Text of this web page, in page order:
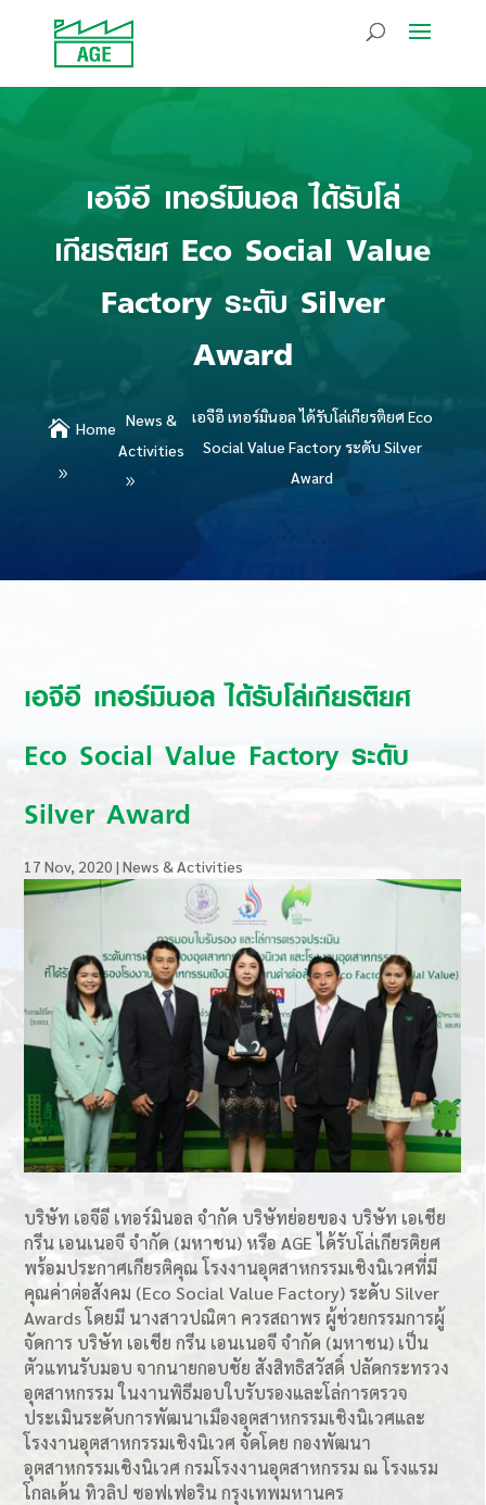
เอจีอี เทอร์มินอล ได้รับโล่
เกียรติยศ Eco Social Value
Factory ระดับ Silver
Award
 Home News &
Activities
เอจีอี เทอร์มินอล ได้รับโล่เกียรติยศ Eco
Social Value Factory ระดับ Silver
Award
เอจีอี เทอร์มินอล ได้รับโล่เกียรติยศ
Eco Social Value Factory ระดับ
Silver Award
17 Nov, 2020 |News & Activities
บริษัท เอจีอี เทอร์มินอล จํากัด บริษัทย่อยของ บริษัท เอเชีย
กรีน เอนเนอจี จำกัด (มหาชน) หรือ AGE ได้รับโล่เกียรติยศ
พร้อมประกาศเกียรติคุณ โรงงานอุตสาหกรรมเชิงนิเวศที่มี
คุณค่าต่อสังคม (Eco Social Value Factory) ระดับ Silver
Awards โดยมี นางสาวปณิตา ควรสถาพร ผู้ช่วยกรรมการผู้
จัดการ บริษัท เอเชีย กรีน เอนเนอจี จำกัด (มหาชน) เป็น
ตัวแทนรับมอบ จากนายกอบชัย สังสิทธิสวัสดิ์ ปลัดกระทรวง
อุตสาหกรรม ในงานพิธีมอบใบรับรองและโล่การตรวจ
ประเมินระดับการพัฒนาเมืองอุตสาหกรรมเชิงนิเวศและ
โรงงานอุตสาหกรรมเชิงนิเวศ จัดโดย กองพัฒนา
อุตสาหกรรมเชิงนิเวศ กรมโรงงานอุตสาหกรรม ณ โรงแรม
โกลเด้น ทิวลิป ซอฟเฟอริน กรุงเทพมหานคร